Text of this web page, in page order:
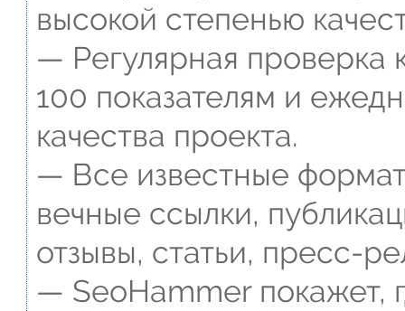
высокой степенью
— Регулярная проверка
100 показателям и
качества проекта.
— Все известные
вечные ссылки,
отзывы, статьи, пресс-
— SeoHammer покажет,